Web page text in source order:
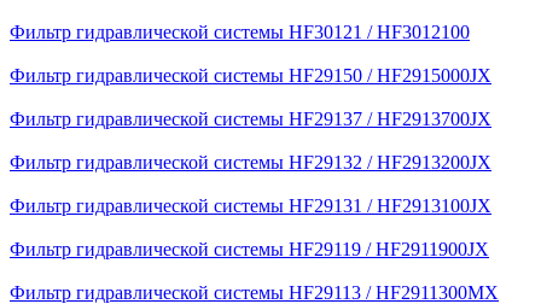
Фильтр гидравлической системы HF30121 / HF3012100
Фильтр гидравлической системы HF29150 / HF2915000JX
Фильтр гидравлической системы HF29137 / HF2913700JX
Фильтр гидравлической системы HF29132 / HF2913200JX
Фильтр гидравлической системы HF29131 / HF2913100JX
Фильтр гидравлической системы HF29119 / HF2911900JX
Фильтр гидравлической системы HF29113 / HF2911300MX